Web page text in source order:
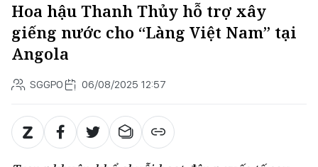
Hoa hậu Thanh Thủy hỗ trợ xây
giếng nước cho “Làng Việt Nam” tại
Angola
SGGPO 06/08/2025 12:57